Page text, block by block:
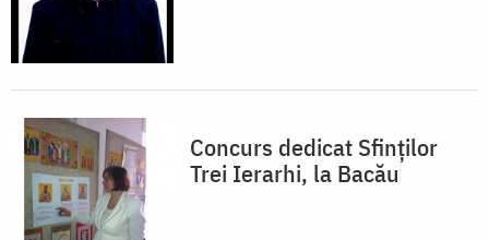
Concurs dedicat Sfinţilor
Trei Ierarhi, la Bacău